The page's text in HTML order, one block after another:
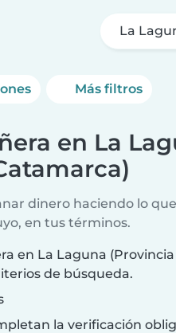
La
Más filtros
en La
dinero haciendo lo
en tus términos.
en La Laguna
de búsqueda.
la verificación